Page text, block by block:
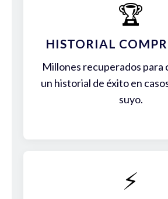
🏆
HISTORIAL
Millones recuperados para
un historial de éxito en
suyo.
⚡